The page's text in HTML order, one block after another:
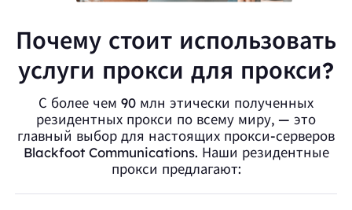
Почему стоит использовать
услуги прокси для прокси?
С более чем 90 млн этически полученных
резидентных прокси по всему миру, — это
главный выбор для настоящих прокси-серверов
Blackfoot Communications. Наши резидентные
прокси предлагают: